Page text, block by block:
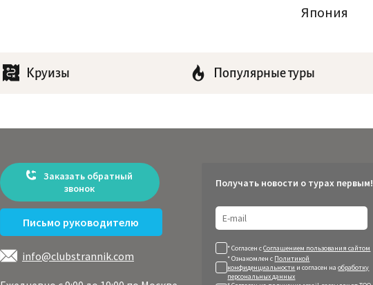
Япония
Круизы Популярные туры
Заказать обратный
звонок
Письмо руководителю
info@clubstrannik.com
Получать новости о турах первым!
* Согласен сСоглашением пользования сайтом
* Ознакомлен с Политикой
конфиденциальности и согласен наобработку
персональных данных